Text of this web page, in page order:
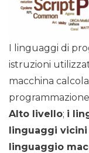
I linguaggi di
istruzioni
macchina
Alto livello; i
linguaggi vicini
linguaggio